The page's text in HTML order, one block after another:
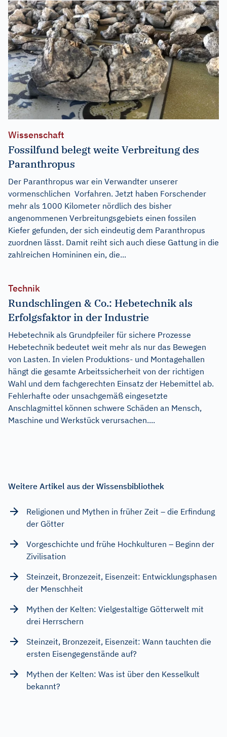
Wissenschaft
Fossilfund belegt weite Verbreitung des
Paranthropus
Der Paranthropus war ein Verwandter unserer
vormenschlichen Vorfahren. Jetzt haben Forschender
mehr als 1000 Kilometer nördlich des bisher
angenommenen Verbreitungsgebiets einen fossilen
Kiefer gefunden, der sich eindeutig dem Paranthropus
zuordnen lässt. Damit reiht sich auch diese Gattung in die
zahlreichen Homininen ein, die...
Technik
Rundschlingen & Co.: Hebetechnik als
Erfolgsfaktor in der Industrie
Hebetechnik als Grundpfeiler für sichere Prozesse
Hebetechnik bedeutet weit mehr als nur das Bewegen
von Lasten. In vielen Produktions- und Montagehallen
hängt die gesamte Arbeitssicherheit von der richtigen
Wahl und dem fachgerechten Einsatz der Hebemittel ab.
Fehlerhafte oder unsachgemäß eingesetzte
Anschlagmittel können schwere Schäden an Mensch,
Maschine und Werkstück verursachen....
Weitere Artikel aus der Wissensbibliothek
Religionen und Mythen in früher Zeit – die Erfindung
der Götter
Vorgeschichte und frühe Hochkulturen – Beginn der
Zivilisation
Steinzeit, Bronzezeit, Eisenzeit: Entwicklungsphasen
der Menschheit
Mythen der Kelten: Vielgestaltige Götterwelt mit
drei Herrschern
Steinzeit, Bronzezeit, Eisenzeit: Wann tauchten die
ersten Eisengegenstände auf?
Mythen der Kelten: Was ist über den Kesselkult
bekannt?